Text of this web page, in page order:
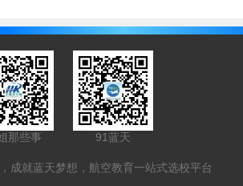
那些事 91蓝天
成就蓝天梦想，航空教育一站式选校平台